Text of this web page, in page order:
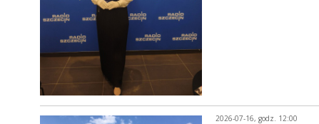
2026-07-16, godz. 12:00